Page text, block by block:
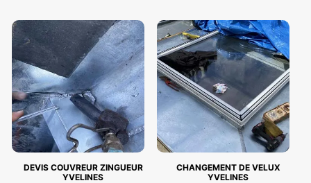
DEVIS COUVREUR ZINGUEUR
YVELINES
CHANGEMENT DE VELUX
YVELINES